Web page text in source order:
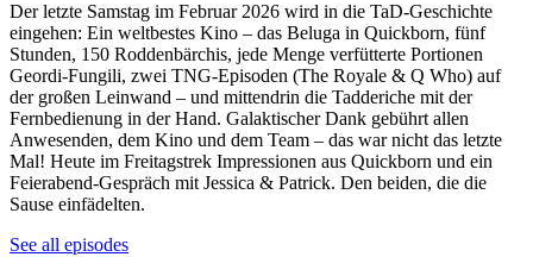
Der letzte Samstag im Februar 2026 wird in die TaD-Geschichte
eingehen: Ein weltbestes Kino – das Beluga in Quickborn, fünf
Stunden, 150 Roddenbärchis, jede Menge verfütterte Portionen
Geordi-Fungili, zwei TNG-Episoden (The Royale & Q Who) auf
der großen Leinwand – und mittendrin die Tadderiche mit der
Fernbedienung in der Hand. Galaktischer Dank gebührt allen
Anwesenden, dem Kino und dem Team – das war nicht das letzte
Mal! Heute im Freitagstrek Impressionen aus Quickborn und ein
Feierabend-Gespräch mit Jessica & Patrick. Den beiden, die die
Sause einfädelten.
See all episodes